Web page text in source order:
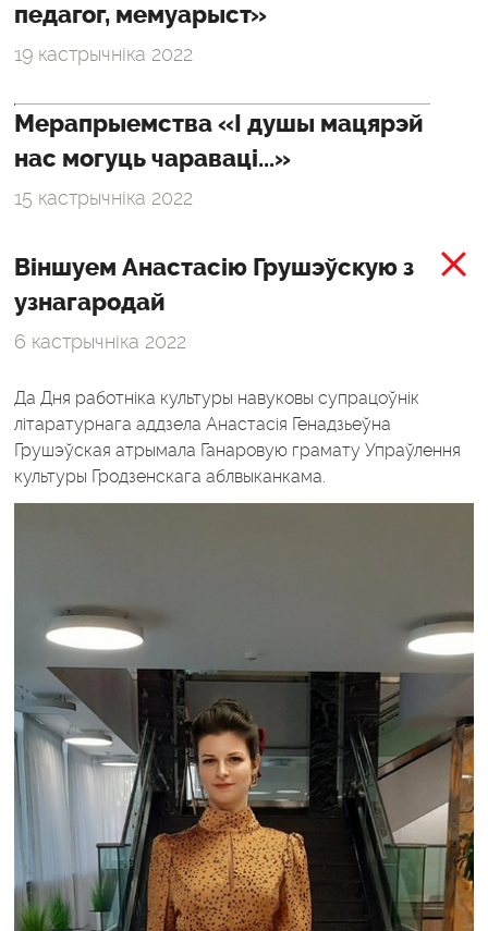
педагог, мемуарыст»
19 кастрычніка 2022
Мерапрыемства «І душы мацярэй
нас могуць чараваці...»
15 кастрычніка 2022
Віншуем Анастасію Грушэўскую з
узнагародай
6 кастрычніка 2022
Да Дня работніка культуры навуковы супрацоўнік
літаратурнага аддзела Анастасія Генадзьеўна
Грушэўская атрымала Ганаровую грамату Упраўлення
культуры Гродзенскага аблвыканкама.